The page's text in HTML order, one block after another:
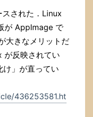
された．Linux
が AppImage で
大きなメリットだ
が反映されてい
け」が直ってい
436253581.ht